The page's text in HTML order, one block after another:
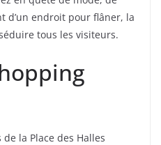
d’un endroit pour flâner, la
tous les visiteurs.
la Place des Halles